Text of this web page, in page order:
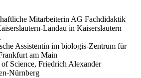
Mitarbeiterin AG Fachdidaktik
Landau in Kaiserslautern
Assistentin im biologis-Zentrum für
am Main
Science, Friedrich Alexander
Nürnberg